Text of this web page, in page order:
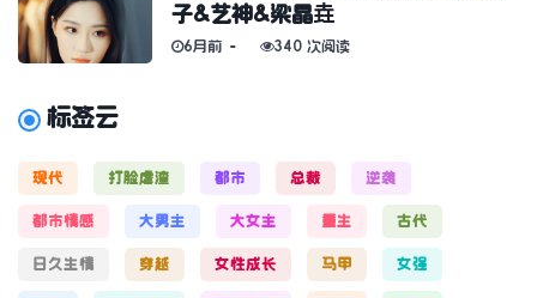
子&艺神&梁晶垚
6月前 340 次阅读
标签云
现代 打脸虐渣 都市 总裁 逆袭
都市情感 大男主 大女主 重生 古代
日久生情 穿越 女性成长 马甲 女强